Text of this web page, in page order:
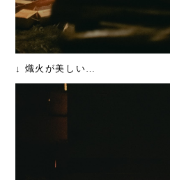
↓ 熾火が美しい…